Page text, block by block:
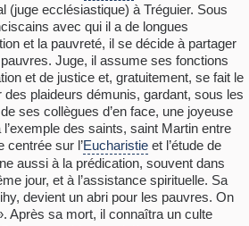
(juge ecclésiastique) à Tréguier. Sous
avec qui il a de longues
et la pauvreté, il se décide à partager
Juge, il assume ses fonctions
et de justice et, gratuitement, se fait le
plaideurs démunis, gardant, sous les
ses collègues d’en face, une joyeuse
l’exemple des saints, saint Martin entre
centrée sur l’Eucharistie et l’étude de
aussi à la prédication, souvent dans
jour, et à l’assistance spirituelle. Sa
devient un abri pour les pauvres. On
Après sa mort, il connaîtra un culte